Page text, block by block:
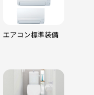
エアコン標準装備